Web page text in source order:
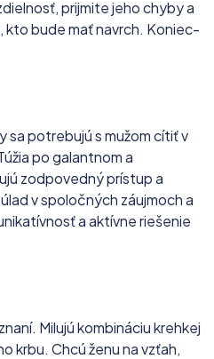
prijmite jeho chyby a
bude mať navrch. Koniec-
sa potrebujú s mužom cítiť v
po galantnom a
zodpovedný prístup a
v spoločných záujmoch a
a aktívne riešenie
Milujú kombináciu krehkej
krbu. Chcú ženu na vzťah,